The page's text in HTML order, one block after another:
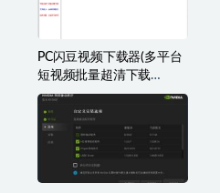
PC闪豆视频下载器(多平台
短视频批量超清下载
器)v2026.07.29